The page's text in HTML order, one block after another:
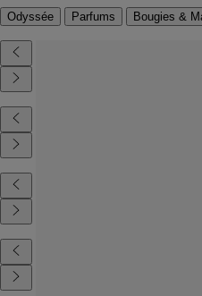
Odyssée Parfums Bougies &